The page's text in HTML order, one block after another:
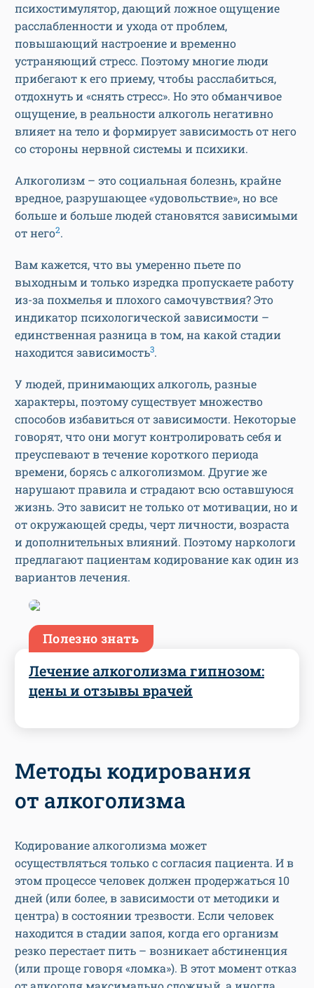
психостимулятор, дающий ложное ощущение
расслабленности и ухода от проблем,
повышающий настроение и временно
устраняющий стресс. Поэтому многие люди
прибегают к его приему, чтобы расслабиться,
отдохнуть и «снять стресс». Но это обманчивое
ощущение, в реальности алкоголь негативно
влияет на тело и формирует зависимость от него
со стороны нервной системы и психики.
Алкоголизм – это социальная болезнь, крайне
вредное, разрушающее «удовольствие», но все
больше и больше людей становятся зависимыми
от него2.
Вам кажется, что вы умеренно пьете по
выходным и только изредка пропускаете работу
из-за похмелья и плохого самочувствия? Это
индикатор психологической зависимости –
единственная разница в том, на какой стадии
находится зависимость3.
У людей, принимающих алкоголь, разные
характеры, поэтому существует множество
способов избавиться от зависимости. Некоторые
говорят, что они могут контролировать себя и
преуспевают в течение короткого периода
времени, борясь с алкоголизмом. Другие же
нарушают правила и страдают всю оставшуюся
жизнь. Это зависит не только от мотивации, но и
от окружающей среды, черт личности, возраста
и дополнительных влияний. Поэтому наркологи
предлагают пациентам кодирование как один из
вариантов лечения.
Полезно знать
Лечение алкоголизма гипнозом:
цены и отзывы врачей
Методы кодирования
от алкоголизма
Кодирование алкоголизма может
осуществляться только с согласия пациента. И в
этом процессе человек должен продержаться 10
дней (или более, в зависимости от методики и
центра) в состоянии трезвости. Если человек
находится в стадии запоя, когда его организм
резко перестает пить – возникает абстиненция
(или проще говоря «ломка»). В этот момент отказ